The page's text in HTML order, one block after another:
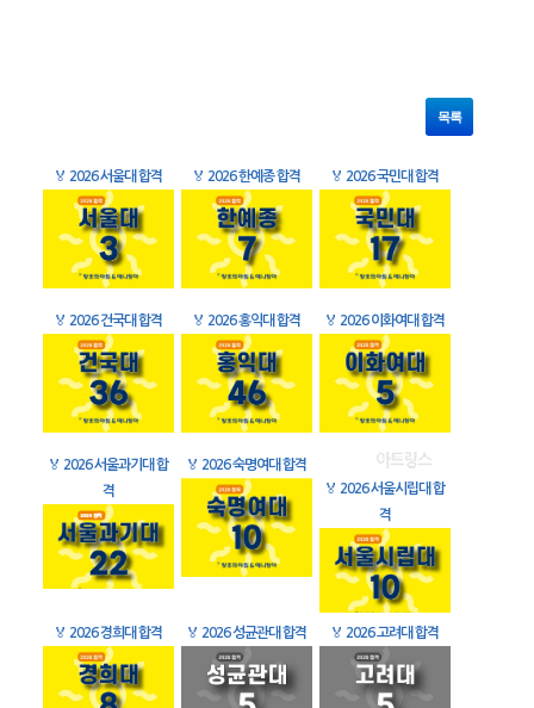
목록
🏅 2026 서울대 합격 🏅 2026 한예종 합격 🏅 2026 국민대 합격
🏅 2026 건국대 합격 🏅 2026 홍익대 합격 🏅 2026 이화여대 합격
🏅 2026 서울과기대 합
격
🏅 2026 숙명여대 합격
🏅 2026 서울시립대 합
격
🏅 2026 경희대 합격 🏅 2026 성균관대 합격 🏅 2026 고려대 합격